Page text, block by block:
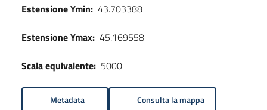
Estensione Ymin: 43.703388
Estensione Ymax: 45.169558
Scala equivalente: 5000
Metadata Consulta la mappa